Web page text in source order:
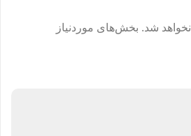
شد. بخش‌های موردنیاز